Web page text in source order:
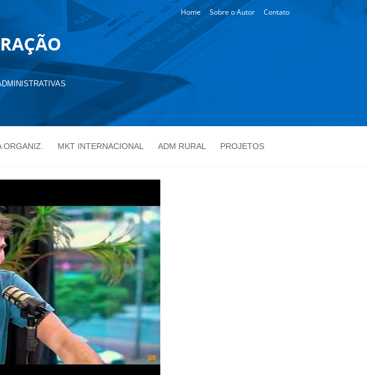
Home Sobre o Autor Contato
ORGANIZ. MKT INTERNACIONAL ADM RURAL PROJETOS